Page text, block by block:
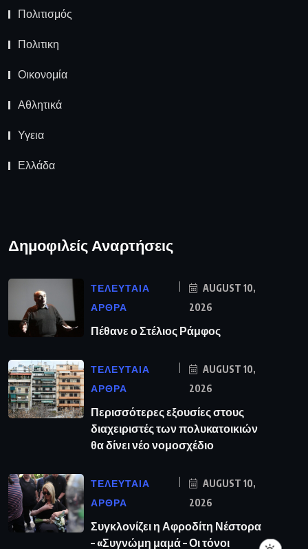
Πολιτισμός
Πολιτικη
Οικονομία
Αθλητικά
Υγεια
Ελλάδα
Δημοφιλείς Αναρτήσεις
ΤΕΛΕΥΤΑΙΑ
ΑΡΘΡΑ
AUGUST 10,
2026
Πέθανε ο Στέλιος Ράμφος
ΤΕΛΕΥΤΑΙΑ
ΑΡΘΡΑ
AUGUST 10,
2026
Περισσότερες εξουσίες στους
διαχειριστές των πολυκατοικιών
θα δίνει νέο νομοσχέδιο
ΤΕΛΕΥΤΑΙΑ
ΑΡΘΡΑ
AUGUST 10,
2026
Συγκλονίζει η Αφροδίτη Νέστορα
– «Συγνώμη μαμά – Οι τόνοι